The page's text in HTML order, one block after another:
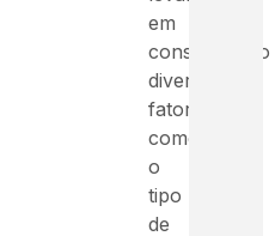
em
consideração
diversos
fatores,
como
o
tipo
de